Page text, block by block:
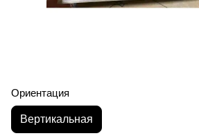
Ориентация
Вертикальная